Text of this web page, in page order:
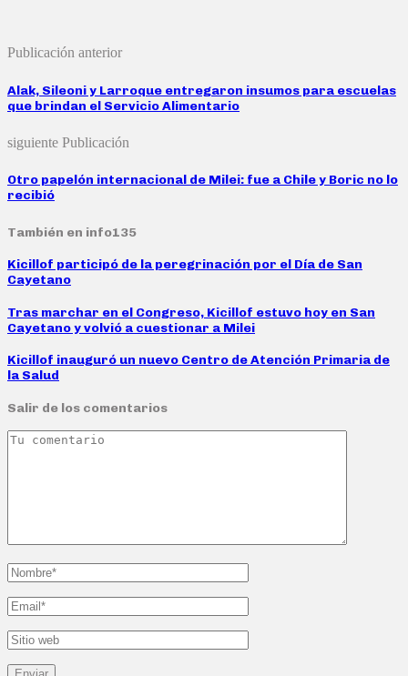
Publicación anterior
Alak, Sileoni y Larroque entregaron insumos para escuelas
que brindan el Servicio Alimentario
siguiente Publicación
Otro papelón internacional de Milei: fue a Chile y Boric no lo
recibió
También en info135
Kicillof participó de la peregrinación por el Día de San
Cayetano
Tras marchar en el Congreso, Kicillof estuvo hoy en San
Cayetano y volvió a cuestionar a Milei
Kicillof inauguró un nuevo Centro de Atención Primaria de
la Salud
Salir de los comentarios